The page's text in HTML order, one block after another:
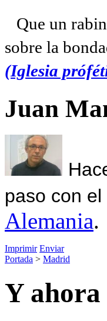
Que un
sobre la
(Iglesia
Juan
paso con
Alemania.
Imprimir Enviar
Portada > Madrid
Y ahora